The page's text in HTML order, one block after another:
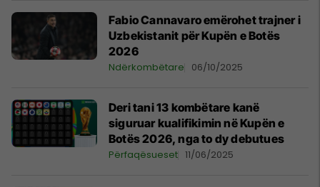
Fabio Cannavaro emërohet trajner i
Uzbekistanit për Kupën e Botës
2026
Ndërkombëtare 06/10/2025
Deri tani 13 kombëtare kanë
siguruar kualifikimin në Kupën e
Botës 2026, nga to dy debutues
Përfaqësueset 11/06/2025